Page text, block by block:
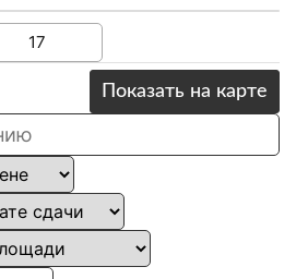
Показать на карте